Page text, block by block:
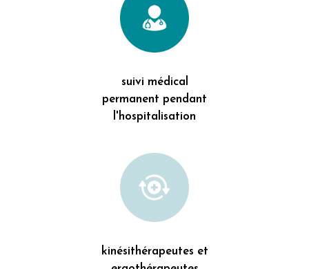
suivi médical
permanent pendant
l'hospitalisation
kinésithérapeutes et